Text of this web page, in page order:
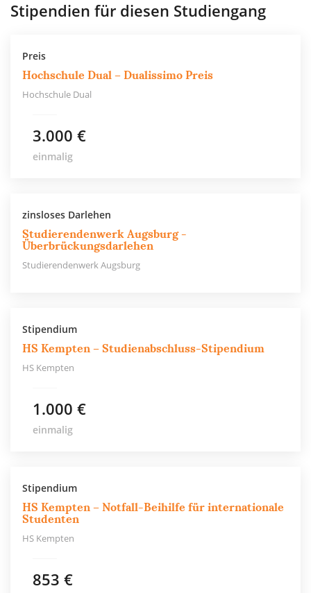
Stipendien für diesen Studiengang
Preis
Hochschule Dual – Dualissimo Preis
Hochschule Dual
3.000 €
einmalig
zinsloses Darlehen
Studierendenwerk Augsburg -
Überbrückungsdarlehen
Studierendenwerk Augsburg
Stipendium
HS Kempten – Studienabschluss-Stipendium
HS Kempten
1.000 €
einmalig
Stipendium
HS Kempten – Notfall-Beihilfe für internationale
Studenten
HS Kempten
853 €